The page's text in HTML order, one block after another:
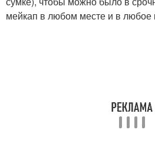
мейкап в любом месте и в любое